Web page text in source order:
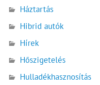
Háztartás
Hibrid autók
Hírek
Hőszigetelés
Hulladékhasznosítás